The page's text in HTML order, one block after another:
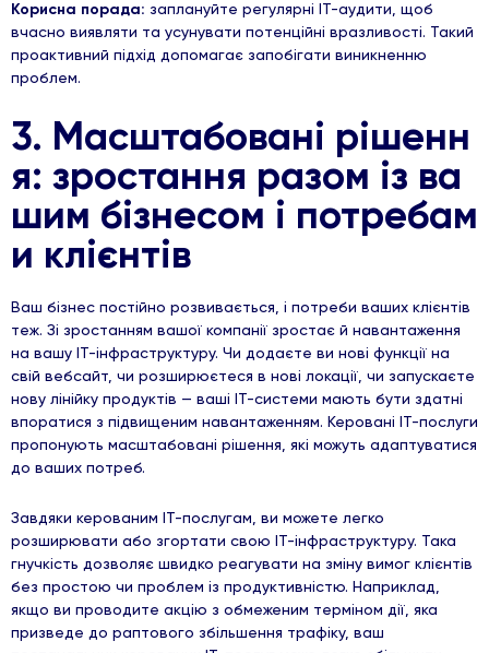
Корисна порада: заплануйте регулярні ІТ-аудити, щоб
вчасно виявляти та усунувати потенційні вразливості. Такий
проактивний підхід допомагає запобігати виникненню
проблем.
3. Масштабовані рішенн
я: зростання разом із ва
шим бізнесом і потребам
и клієнтів
Ваш бізнес постійно розвивається, і потреби ваших клієнтів
теж. Зі зростанням вашої компанії зростає й навантаження
на вашу ІТ-інфраструктуру. Чи додаєте ви нові функції на
свій вебсайт, чи розширюєтеся в нові локації, чи запускаєте
нову лінійку продуктів — ваші ІТ-системи мають бути здатні
впоратися з підвищеним навантаженням. Керовані ІТ-послуги
пропонують масштабовані рішення, які можуть адаптуватися
до ваших потреб.
Завдяки керованим ІТ-послугам, ви можете легко
розширювати або згортати свою ІТ-інфраструктуру. Така
гнучкість дозволяє швидко реагувати на зміну вимог клієнтів
без простою чи проблем із продуктивністю. Наприклад,
якщо ви проводите акцію з обмеженим терміном дії, яка
призведе до раптового збільшення трафіку, ваш